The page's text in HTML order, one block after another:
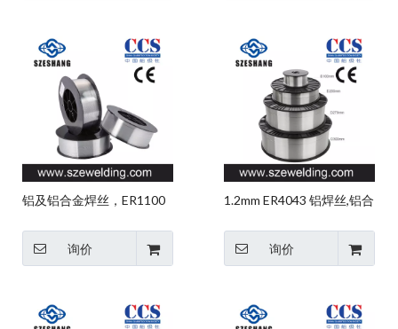
铝及铝合金焊丝，ER1100
询价
1.2mm ER4043 铝焊丝,铝合
询价